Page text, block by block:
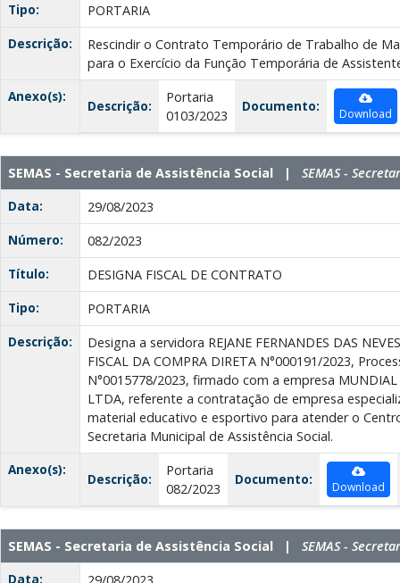
Tipo:
PORTARIA
Descrição:
Rescindir o Contrato Temporário de Trabalho de
para o Exercício da Função Temporária de
Anexo(s):
Descrição:
Portaria
0103/2023
Documento: Download
SEMAS - Secretaria de Assistência Social | SEMAS -
Data:
29/08/2023
Número:
082/2023
Título:
DESIGNA FISCAL DE CONTRATO
Tipo:
PORTARIA
Descrição:
Designa a servidora REJANE FERNANDES DAS
FISCAL DA COMPRA DIRETA N°000191/2023,
N°0015778/2023, firmado com a empresa MUNDIAL
LTDA, referente a contratação de empresa
material educativo e esportivo para atender o
Secretaria Municipal de Assistência Social.
Anexo(s):
Descrição:
Portaria
082/2023
Documento: Download
SEMAS - Secretaria de Assistência Social | SEMAS -
Data: